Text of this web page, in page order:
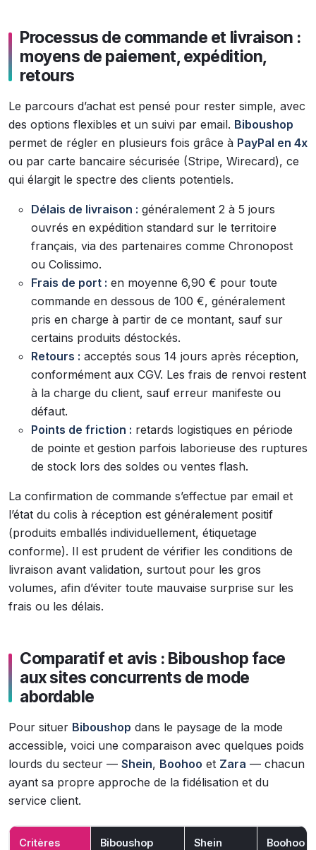
Processus de commande et livraison :
moyens de paiement, expédition,
retours
Le parcours d’achat est pensé pour rester simple, avec
des options flexibles et un suivi par email. Biboushop
permet de régler en plusieurs fois grâce à PayPal en 4x
ou par carte bancaire sécurisée (Stripe, Wirecard), ce
qui élargit le spectre des clients potentiels.
Délais de livraison : généralement 2 à 5 jours
ouvrés en expédition standard sur le territoire
français, via des partenaires comme Chronopost
ou Colissimo.
Frais de port : en moyenne 6,90 € pour toute
commande en dessous de 100 €, généralement
pris en charge à partir de ce montant, sauf sur
certains produits déstockés.
Retours : acceptés sous 14 jours après réception,
conformément aux CGV. Les frais de renvoi restent
à la charge du client, sauf erreur manifeste ou
défaut.
Points de friction : retards logistiques en période
de pointe et gestion parfois laborieuse des ruptures
de stock lors des soldes ou ventes flash.
La confirmation de commande s’effectue par email et
l’état du colis à réception est généralement positif
(produits emballés individuellement, étiquetage
conforme). Il est prudent de vérifier les conditions de
livraison avant validation, surtout pour les gros
volumes, afin d’éviter toute mauvaise surprise sur les
frais ou les délais.
Comparatif et avis : Biboushop face
aux sites concurrents de mode
abordable
Pour situer Biboushop dans le paysage de la mode
accessible, voici une comparaison avec quelques poids
lourds du secteur — Shein, Boohoo et Zara — chacun
ayant sa propre approche de la fidélisation et du
service client.
Critères Biboushop Shein Boohoo